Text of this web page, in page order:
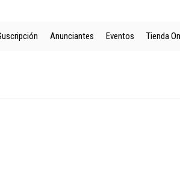
Anunciantes Eventos Tienda